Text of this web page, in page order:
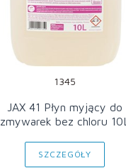
1345
JAX 41 Płyn myjący do
zmywarek bez chloru 10L
SZCZEGÓŁY